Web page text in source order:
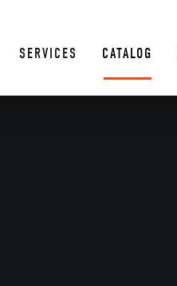
SERVICES CATALOG